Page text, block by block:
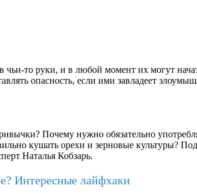
то руки, и в любой момент их могут
опасность, если ими завладеет
Почему нужно обязательно
кушать орехи и зерновые культуры?
Наталья Кобзарь.
Интересные лайфхаки